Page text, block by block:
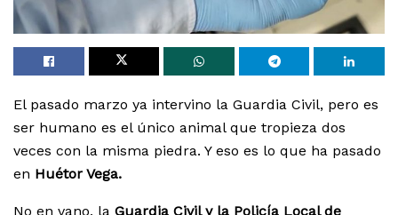
El pasado marzo ya intervino la Guardia Civil, pero es
ser humano es el único animal que tropieza dos
veces con la misma piedra. Y eso es lo que ha pasado
en Huétor Vega.
No en vano, la Guardia Civil y la Policía Local de